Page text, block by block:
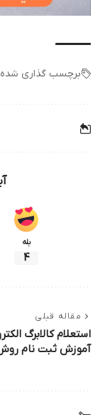
برچسب گذاری
بله
4
مقاله قبلی
آموزش ثبت نام